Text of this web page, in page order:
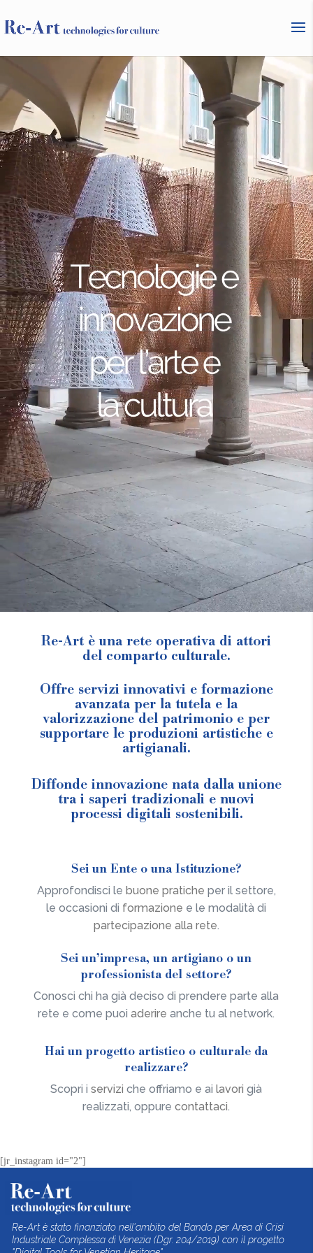
Re-Art è una rete operativa di attori
del comparto culturale.
Offre servizi innovativi e formazione
avanzata per la tutela e la
valorizzazione del patrimonio e per
supportare le produzioni artistiche e
artigianali.
Diffonde innovazione nata dalla unione
tra i saperi tradizionali e nuovi
processi digitali sostenibili.
Sei un Ente o una Istituzione?
Approfondisci le buone pratiche per il settore,
le occasioni di formazione e le modalità di
partecipazione alla rete.
Sei un’impresa, un artigiano o un
professionista del settore?
Conosci chi ha già deciso di prendere parte alla
rete e come puoiaderire anche tu al network.
Hai un progetto artistico o culturale da
realizzare?
Scopri iservizi che offriamo e ailavori già
realizzati, oppure contattaci.
[jr_instagram id="2"]
Re-Art è stato finanziato nell'ambito del Bando per Area di Crisi
Industriale Complessa di Venezia (Dgr. 204/2019) con il progetto